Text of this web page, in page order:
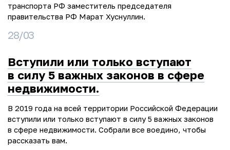
транспорта РФ заместитель председателя
правительства РФ Марат Хуснуллин.
28/03
Вступили или только вступают
в силу 5 важных законов в сфере
недвижимости.
В 2019 года на всей территории Российской Федерации
вступили или только вступают в силу 5 важных законов
в сфере недвижимости. Собрали все воедино, чтобы
рассказать вам.